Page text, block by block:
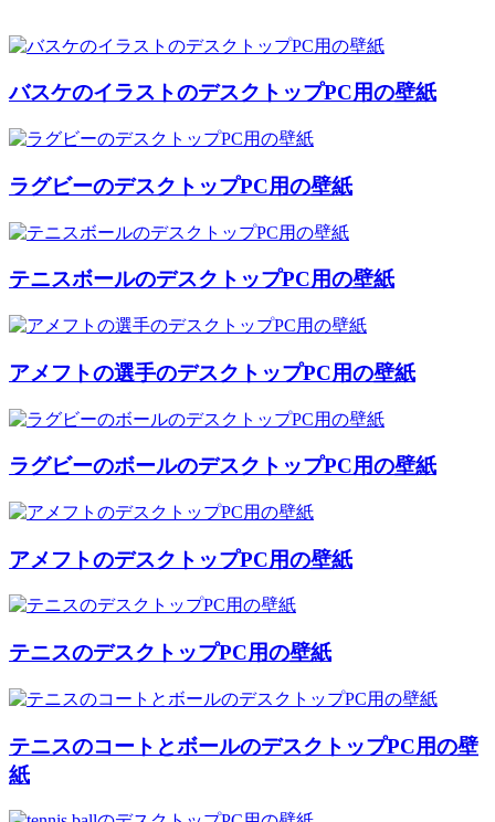
バスケのイラストのデスクトップPC用の壁紙
ラグビーのデスクトップPC用の壁紙
テニスボールのデスクトップPC用の壁紙
アメフトの選手のデスクトップPC用の壁紙
ラグビーのボールのデスクトップPC用の壁紙
アメフトのデスクトップPC用の壁紙
テニスのデスクトップPC用の壁紙
テニスのコートとボールのデスクトップPC用の壁
紙